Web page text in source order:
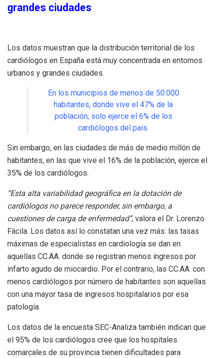
grandes ciudades
Los datos muestran que la distribución territorial de los
cardiólogos en España está muy concentrada en entornos
urbanos y grandes ciudades.
En los municipios de menos de 50.000
habitantes, donde vive el 47% de la
población, solo ejerce el 6% de los
cardiólogos del país.
Sin embargo, en las ciudades de más de medio millón de
habitantes, en las que vive el 16% de la población, ejerce el
35% de los cardiólogos.
“Esta alta variabilidad geográfica en la dotación de
cardiólogos no parece responder, sin embargo, a
cuestiones de carga de enfermedad”, valora el Dr. Lorenzo
Fácila. Los datos así lo constatan una vez más: las tasas
máximas de especialistas en cardiología se dan en
aquellas CC.AA. donde se registran menos ingresos por
infarto agudo de miocardio. Por el contrario, las CC.AA. con
menos cardiólogos por número de habitantes son aquellas
con una mayor tasa de ingresos hospitalarios por esa
patología.
Los datos de la encuesta SEC-Analiza también indican que
el 95% de los cardiólogos cree que los hospitales
comarcales de su provincia tienen dificultades para